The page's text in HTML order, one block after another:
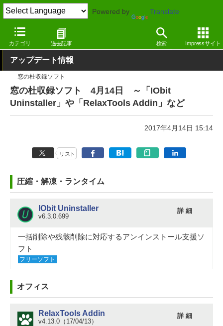
Powered by Translate
カテゴリ 過去記事 検索 Impressサイト
窓の杜 その他の話題 アップデート
アップデート情報
窓の杜収録ソフト
窓の杜収録ソフト 4月14日 ～「IObit
Uninstaller」や「RelaxTools Addin」など
2017年4月14日 15:14
リスト
圧縮・解凍・ランタイム
IObit Uninstaller
v6.3.0.699
詳 細
一括削除や残骸削除に対応するアンインストール支援ソ
フト
フリーソフト
オフィス
RelaxTools Addin
v4.13.0（17/04/13）
詳 細